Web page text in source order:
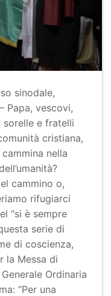
sinodale,
Papa, vescovi,
sorelle e fratelli
cristiana,
nella
cammino o,
rifugiarci
“si è sempre
serie di
di coscienza,
la Messa di
Ordinaria
“Per una